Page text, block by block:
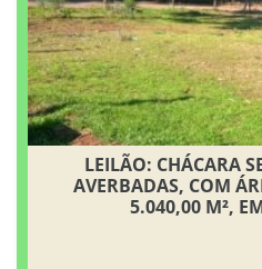
LEILÃO: CHÁCARA
AVERBADAS, COM
5.040,00 M²,